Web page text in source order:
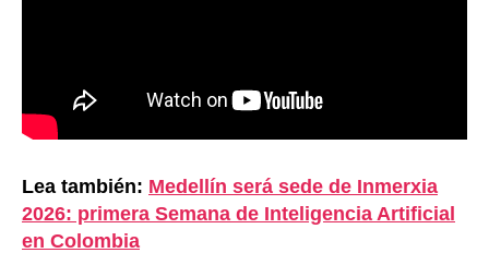
Lea también: Medellín será sede de Inmerxia
2026: primera Semana de Inteligencia Artificial
en Colombia